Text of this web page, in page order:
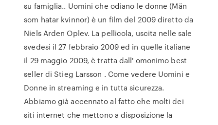
su famiglia.. Uomini che odiano le donne (Män
som hatar kvinnor) è un film del 2009 diretto da
Niels Arden Oplev. La pellicola, uscita nelle sale
svedesi il 27 febbraio 2009 ed in quelle italiane
il 29 maggio 2009, è tratta dall' omonimo best
seller di Stieg Larsson . Come vedere Uomini e
Donne in streaming e in tutta sicurezza.
Abbiamo già accennato al fatto che molti dei
siti internet che mettono a disposizione la